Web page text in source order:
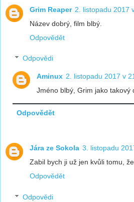
Grim Reaper 2. listopadu 2017
Název dobrý, film blbý.
Odpovědět
Odpovědi
Aminux 2. listopadu 2017 v
Jméno blbý, Grim jako takový
Odpovědět
Jára ze Sokola 3. listopadu
Zabil bych ji už jen kvůli tomu,
Odpovědět
Odpovědi